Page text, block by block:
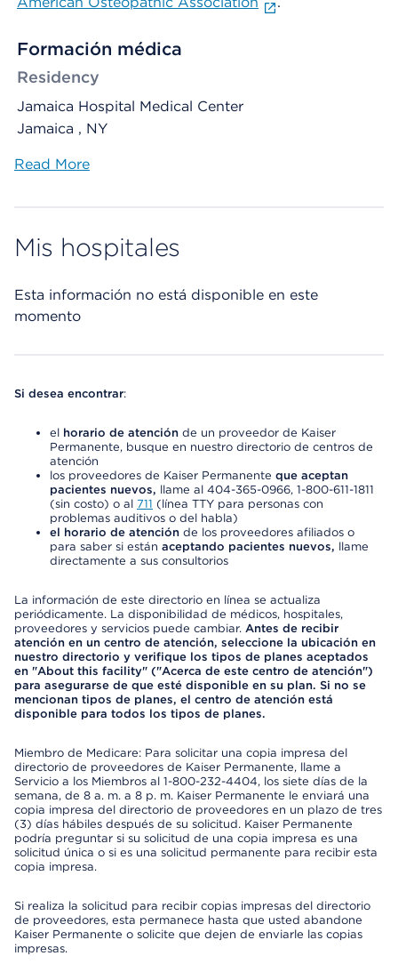
Formación médica
Residency
Jamaica Hospital Medical Center
Jamaica , NY
Read More
Mis hospitales
Esta información no está disponible en este
momento
Si desea encontrar:
el horario de atención de un proveedor de Kaiser
Permanente, busque en nuestro directorio de centros de
atención
los proveedores de Kaiser Permanente que aceptan
pacientes nuevos, llame al 404-365-0966, 1-800-611-1811
(sin costo) o al 711 (línea TTY para personas con
problemas auditivos o del habla)
el horario de atención de los proveedores afiliados o
para saber si están aceptando pacientes nuevos, llame
directamente a sus consultorios
La información de este directorio en línea se actualiza
periódicamente. La disponibilidad de médicos, hospitales,
proveedores y servicios puede cambiar. Antes de recibir
atención en un centro de atención, seleccione la ubicación en
nuestro directorio y verifique los tipos de planes aceptados
en "About this facility" ("Acerca de este centro de atención")
para asegurarse de que esté disponible en su plan. Si no se
mencionan tipos de planes, el centro de atención está
disponible para todos los tipos de planes.
Miembro de Medicare: Para solicitar una copia impresa del
directorio de proveedores de Kaiser Permanente, llame a
Servicio a los Miembros al 1-800-232-4404, los siete días de la
semana, de 8 a. m. a 8 p. m. Kaiser Permanente le enviará una
copia impresa del directorio de proveedores en un plazo de tres
(3) días hábiles después de su solicitud. Kaiser Permanente
podría preguntar si su solicitud de una copia impresa es una
solicitud única o si es una solicitud permanente para recibir esta
copia impresa.
Si realiza la solicitud para recibir copias impresas del directorio
de proveedores, esta permanece hasta que usted abandone
Kaiser Permanente o solicite que dejen de enviarle las copias
impresas.